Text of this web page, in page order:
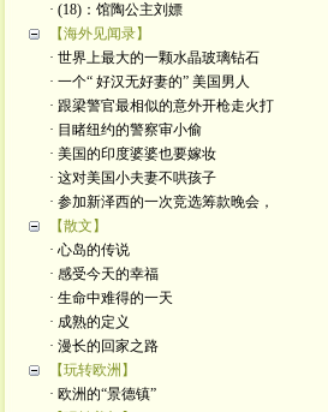
· (18)：馆陶公主刘嫖
【海外见闻录】
· 世界上最大的一颗水晶玻璃钻石
· 一个“ 好汉无好妻的” 美国男人
· 跟梁警官最相似的意外开枪走火打
· 目睹纽约的警察审小偷
· 美国的印度婆婆也要嫁妆
· 这对美国小夫妻不哄孩子
· 参加新泽西的一次竞选筹款晚会，
【散文】
· 心岛的传说
· 感受今天的幸福
· 生命中难得的一天
· 成熟的定义
· 漫长的回家之路
【玩转欧洲】
· 欧洲的“景德镇”